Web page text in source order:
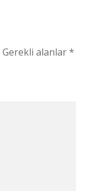
Gerekli alanlar*